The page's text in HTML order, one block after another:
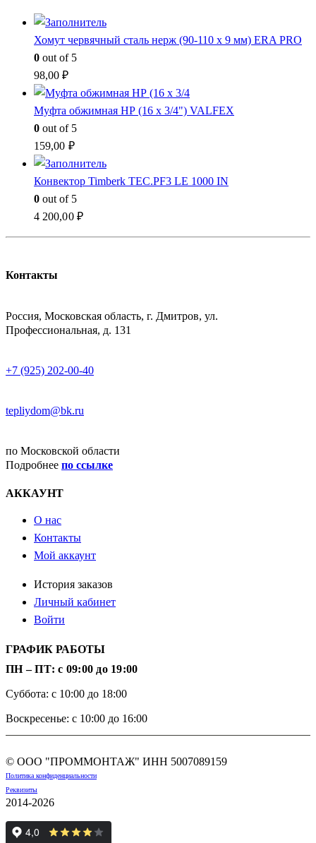
Хомут червячный сталь нерж (90-110 x 9 мм) ERA PRO
0 out of 5
98,00₽
Муфта обжимная НР (16 x 3/4") VALFEX
0 out of 5
159,00 ₽
Конвектор Timberk TEC.PF3 LE 1000 IN
0 out of 5
4 200,00 ₽
Контакты
Россия, Московская область, г. Дмитров, ул.
Профессиональная, д. 131
+7 (925) 202-00-40
tepliydom@bk.ru
по Московской области
Подробнее по ссылке
АККАУНТ
О нас
Контакты
Мой аккаунт
История заказов
Личный кабинет
Войти
ГРАФИК РАБОТЫ
ПН – ПТ: с 09:00 до 19:00
Суббота: с 10:00 до 18:00
Воскресенье: с 10:00 до 16:00
© ООО "ПРОММОНТАЖ" ИНН 5007089159
Политика конфиденциальности
Реквизиты
2014-2026